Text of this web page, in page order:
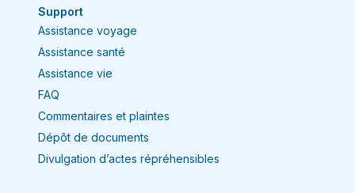
Support
Assistance voyage
Assistance santé
Assistance vie
FAQ
Commentaires et plaintes
Dépôt de documents
Divulgation d’actes répréhensibles